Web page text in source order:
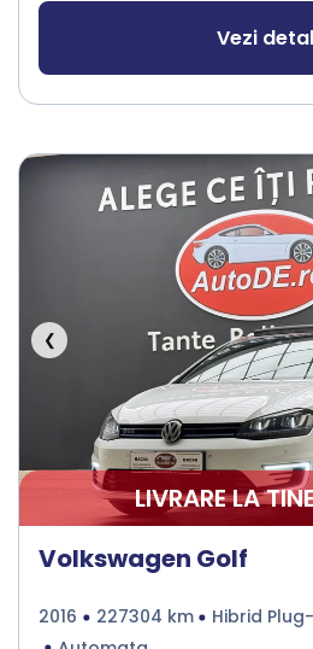
Vezi
❮
LIVRARE LA
Volkswagen Golf
2016 227304 km Hibrid